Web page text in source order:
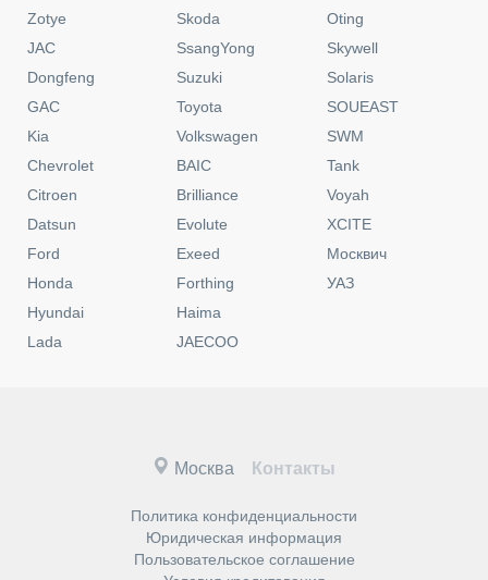
Zotye
JAC
Dongfeng
GAC
Kia
Chevrolet
Citroen
Datsun
Ford
Honda
Hyundai
Lada
Skoda
SsangYong
Suzuki
Toyota
Volkswagen
BAIC
Brilliance
Evolute
Exeed
Forthing
Haima
JAECOO
Oting
Skywell
Solaris
SOUEAST
SWM
Tank
Voyah
XCITE
Москвич
УАЗ
Политика конфиденциальности
Юридическая информация
Пользовательское соглашение
Москва Контакты